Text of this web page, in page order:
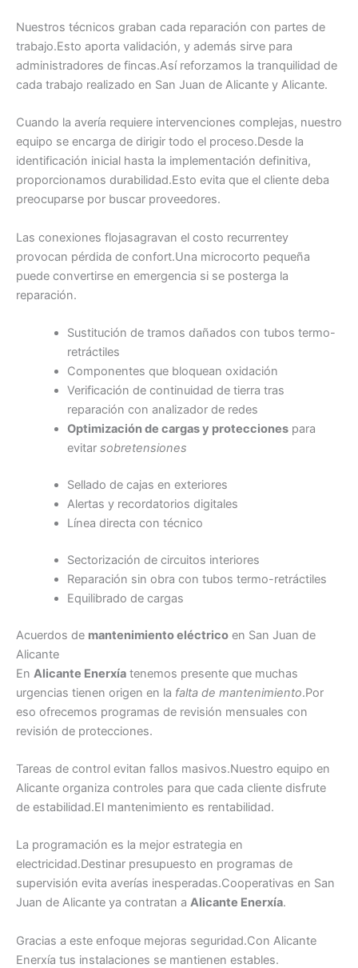
Nuestros técnicos graban cada reparación con partes de
trabajo.Esto aporta validación, y además sirve para
administradores de fincas.Así reforzamos la tranquilidad de
cada trabajo realizado en San Juan de Alicante y Alicante.
Cuando la avería requiere intervenciones complejas, nuestro
equipo se encarga de dirigir todo el proceso.Desde la
identificación inicial hasta la implementación definitiva,
proporcionamos durabilidad.Esto evita que el cliente deba
preocuparse por buscar proveedores.
Las conexiones flojasagravan el costo recurrentey
provocan pérdida de confort.Una microcorto pequeña
puede convertirse en emergencia si se posterga la
reparación.
Sustitución de tramos dañados con tubos termo-
retráctiles
Componentes que bloquean oxidación
Verificación de continuidad de tierra tras
reparación con analizador de redes
Optimización de cargas y proteccionespara
evitar sobretensiones
Sellado de cajas en exteriores
Alertas y recordatorios digitales
Línea directa con técnico
Sectorización de circuitos interiores
Reparación sin obra con tubos termo-retráctiles
Equilibrado de cargas
Acuerdos de mantenimiento eléctrico en San Juan de
Alicante
En Alicante Enerxía tenemos presente que muchas
urgencias tienen origen en la falta de mantenimiento.Por
eso ofrecemos programas de revisión mensuales con
revisión de protecciones.
Tareas de control evitan fallos masivos.Nuestro equipo en
Alicante organiza controles para que cada cliente disfrute
de estabilidad.El mantenimiento es rentabilidad.
La programación es la mejor estrategia en
electricidad.Destinar presupuesto en programas de
supervisión evita averías inesperadas.Cooperativas en San
Juan de Alicante ya contratan a Alicante Enerxía.
Gracias a este enfoque mejoras seguridad.Con Alicante
Enerxía tus instalaciones se mantienen estables.